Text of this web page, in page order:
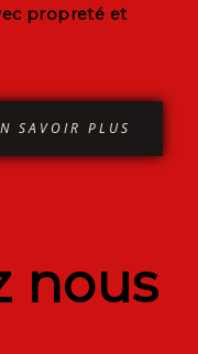
propreté et
SAVOIR PLUS
nous